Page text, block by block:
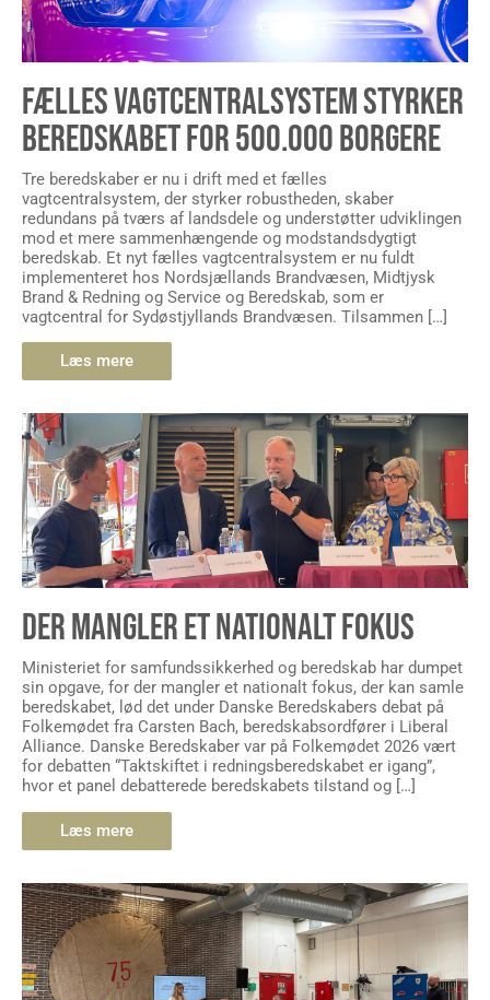
FÆLLES VAGTCENTRALSYSTEM STYRKER
BEREDSKABET FOR 500.000 BORGERE
Tre beredskaber er nu i drift med et fælles
vagtcentralsystem, der styrker robustheden, skaber
redundans på tværs af landsdele og understøtter udviklingen
mod et mere sammenhængende og modstandsdygtigt
beredskab. Et nyt fælles vagtcentralsystem er nu fuldt
implementeret hos Nordsjællands Brandvæsen, Midtjysk
Brand & Redning og Service og Beredskab, som er
vagtcentral for Sydøstjyllands Brandvæsen. Tilsammen […]
Læs mere
DER MANGLER ET NATIONALT FOKUS
Ministeriet for samfundssikkerhed og beredskab har dumpet
sin opgave, for der mangler et nationalt fokus, der kan samle
beredskabet, lød det under Danske Beredskabers debat på
Folkemødet fra Carsten Bach, beredskabsordfører i Liberal
Alliance. Danske Beredskaber var på Folkemødet 2026 vært
for debatten “Taktskiftet i redningsberedskabet er igang”,
hvor et panel debatterede beredskabets tilstand og […]
Læs mere